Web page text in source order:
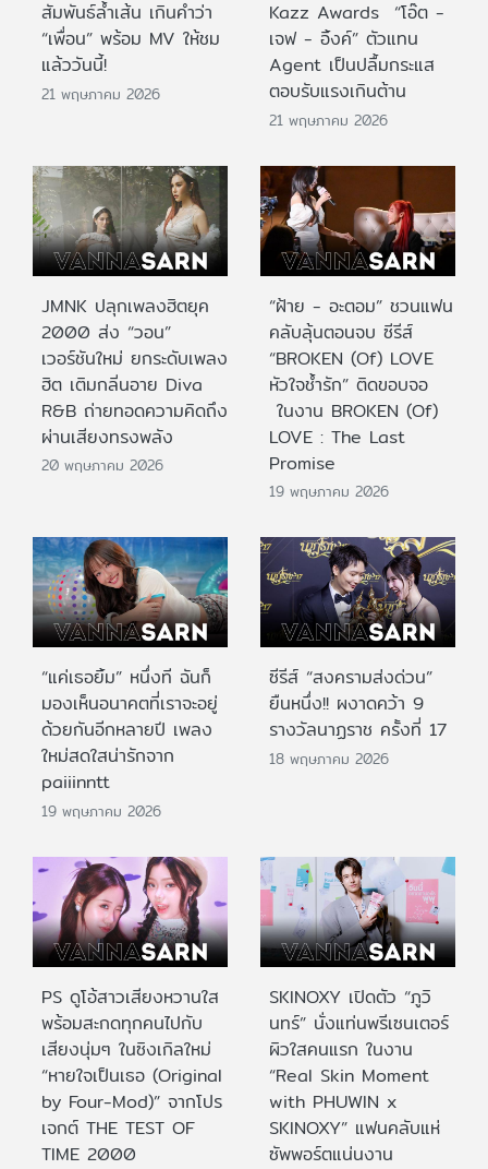
สัมพันธ์ล้ำเส้น เกินคำว่า
“เพื่อน” พร้อม MV ให้ชม
แล้ววันนี้!
21 พฤษภาคม 2026
Kazz Awards “โอ๊ต -
เจฟ - อิ้งค์” ตัวแทน
Agent เป็นปลื้มกระแส
ตอบรับแรงเกินต้าน
21 พฤษภาคม 2026
JMNK ปลุกเพลงฮิตยุค
2000 ส่ง “วอน”
เวอร์ชันใหม่ ยกระดับเพลง
ฮิต เติมกลิ่นอาย Diva
R&B ถ่ายทอดความคิดถึง
ผ่านเสียงทรงพลัง
20 พฤษภาคม 2026
“ฝ้าย - อะตอม” ชวนแฟน
คลับลุ้นตอนจบ ซีรีส์
“BROKEN (Of) LOVE
หัวใจช้ำรัก” ติดขอบจอ
ในงาน BROKEN (Of)
LOVE : The Last
Promise
19 พฤษภาคม 2026
“แค่เธอยิ้ม” หนึ่งที ฉันก็
มองเห็นอนาคตที่เราจะอยู่
ด้วยกันอีกหลายปี เพลง
ใหม่สดใสน่ารักจาก
paiiinntt
19 พฤษภาคม 2026
ซีรีส์ “สงครามส่งด่วน”
ยืนหนึ่ง!! ผงาดคว้า 9
รางวัลนาฏราช ครั้งที่ 17
18 พฤษภาคม 2026
PS ดูโอ้สาวเสียงหวานใส
พร้อมสะกดทุกคนไปกับ
เสียงนุ่มๆ ในซิงเกิลใหม่
“หายใจเป็นเธอ (Original
by Four-Mod)” จากโปร
เจกต์ THE TEST OF
TIME 2000
SKINOXY เปิดตัว “ภูวิ
นทร์” นั่งแท่นพรีเซนเตอร์
ผิวใสคนแรก ในงาน
“Real Skin Moment
with PHUWIN x
SKINOXY” แฟนคลับแห่
ซัพพอร์ตแน่นงาน